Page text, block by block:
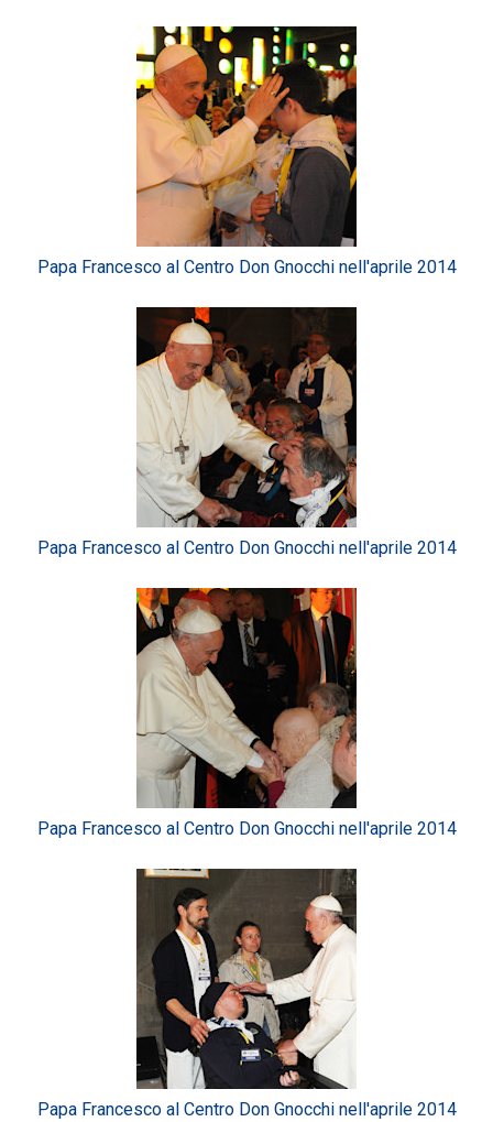
Papa Francesco al Centro Don Gnocchi nell'aprile 2014
Papa Francesco al Centro Don Gnocchi nell'aprile 2014
Papa Francesco al Centro Don Gnocchi nell'aprile 2014
Papa Francesco al Centro Don Gnocchi nell'aprile 2014